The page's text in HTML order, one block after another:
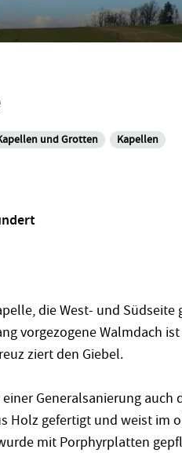
und Grotten Kapellen
die West- und Südseite
vorgezogene Walmdach
ziert den Giebel.
Generalsanierung
Holz gefertigt und weist im
mit Porphyrplatten